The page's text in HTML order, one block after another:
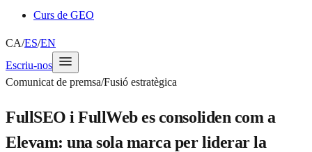
Curs de GEO
CA/ES/EN
Escriu-nos
Comunicat de premsa/Fusió estratègica
FullSEO i FullWeb es consoliden com a
Elevam: una sola marca per liderar la